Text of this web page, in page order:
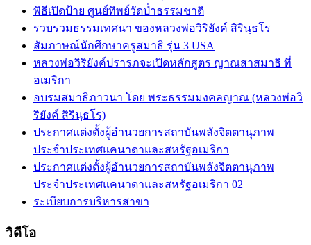
พิธีเปิดป้าย ศูนย์ทิพย์วัดป่่าธรรมชาติ
รวบรวมธรรมเทศนา ของหลวงพ่อวิริยังค์ สิรินฺธโร
สัมภาษณ์นักศึกษาครูสมาธิ รุ่น 3 USA
หลวงพ่อวิริยังค์ปรารภจะเปิดหลักสูตร ญาณสาสมาธิ ที่
อเมริกา
อบรมสมาธิภาวนา โดย พระธรรมมงคลญาณ (หลวงพ่อวิ
ริยังค์ สิรินฺธโร)
ประกาศแต่งตั้งผู้อำนวยการสถาบันพลังจิตตานุภาพ
ประจำประเทศแคนาดาและสหรัฐอเมริกา
ประกาศแต่งตั้งผู้อำนวยการสถาบันพลังจิตตานุภาพ
ประจำประเทศแคนาดาและสหรัฐอเมริกา 02
ระเบียบการบริหารสาขา
วิดีโอ